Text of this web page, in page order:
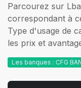
Parcourez sur
correspondant à
Type d'usage de
les prix et
Les banques : CFG